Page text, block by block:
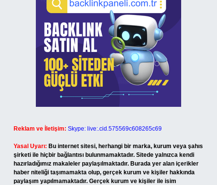
Reklam ve İletişim: Skype: live:.cid.575569c608265c69
Yasal Uyarı: Bu internet sitesi, herhangi bir marka, kurum veya şahıs
şirketi ile hiçbir bağlantısı bulunmamaktadır. Sitede yalnızca kendi
hazırladığımız makaleler paylaşılmaktadır. Burada yer alan içerikler
haber niteliği taşımamakta olup, gerçek kurum ve kişiler hakkında
paylaşım yapılmamaktadır. Gerçek kurum ve kişiler ile isim